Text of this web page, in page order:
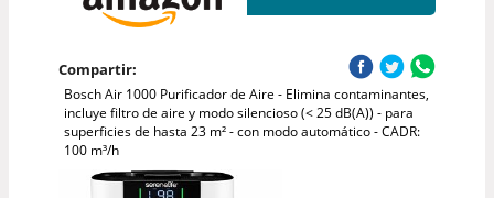
Compartir:
Bosch Air 1000 Purificador de Aire - Elimina contaminantes,
incluye filtro de aire y modo silencioso (< 25 dB(A)) - para
superficies de hasta 23 m² - con modo automático - CADR:
100 m³/h